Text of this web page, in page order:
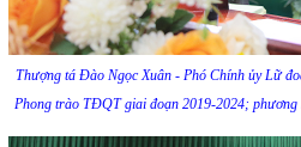
Thượng tá Đào Ngọc Xuân - Phó Chính ủy Lữ
Phong trào TĐQT giai đoạn 2019-2024; phương